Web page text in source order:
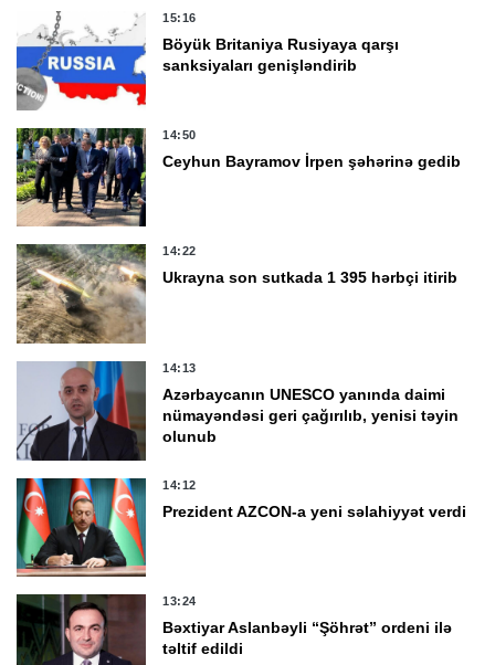
15:16
Böyük Britaniya Rusiyaya qarşı
sanksiyaları genişləndirib
14:50
Ceyhun Bayramov İrpen şəhərinə gedib
14:22
Ukrayna son sutkada 1 395 hərbçi itirib
14:13
Azərbaycanın UNESCO yanında daimi
nümayəndəsi geri çağırılıb, yenisi təyin
olunub
14:12
Prezident AZCON-a yeni səlahiyyət verdi
13:24
Bəxtiyar Aslanbəyli “Şöhrət” ordeni ilə
təltif edildi